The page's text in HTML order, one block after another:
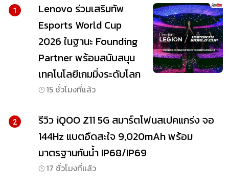
1
Lenovo ร่วมเสริมทัพ
Esports World Cup
2026 ในฐานะ Founding
Partner พร้อมสนับสนุน
เทคโนโลยีเกมมิ่งระดับโลก
15 ชั่วโมงที่แล้ว
2
รีวิว iQOO Z11 5G สมาร์ตโฟนสเปคแกร่ง จอ
144Hz แบตอึดสะใจ 9,020mAh พร้อม
มาตรฐานกันน้ำ IP68/IP69
17 ชั่วโมงที่แล้ว